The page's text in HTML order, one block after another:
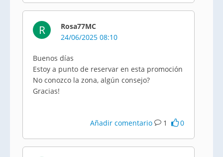
R
Rosa77MC
24/06/2025 08:10
Buenos días
Estoy a punto de reservar en esta promoción
No conozco la zona, algún consejo?
Gracias!
Añadir comentario 1 0